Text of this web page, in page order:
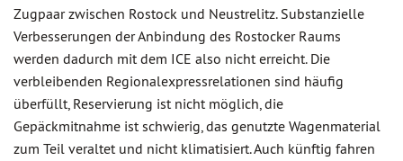
Zugpaar zwischen Rostock und Neustrelitz. Substanzielle
Verbesserungen der Anbindung des Rostocker Raums
werden dadurch mit dem ICE also nicht erreicht. Die
verbleibenden Regionalexpressrelationen sind häufig
überfüllt, Reservierung ist nicht möglich, die
Gepäckmitnahme ist schwierig, das genutzte Wagenmaterial
zum Teil veraltet und nicht klimatisiert. Auch künftig fahren